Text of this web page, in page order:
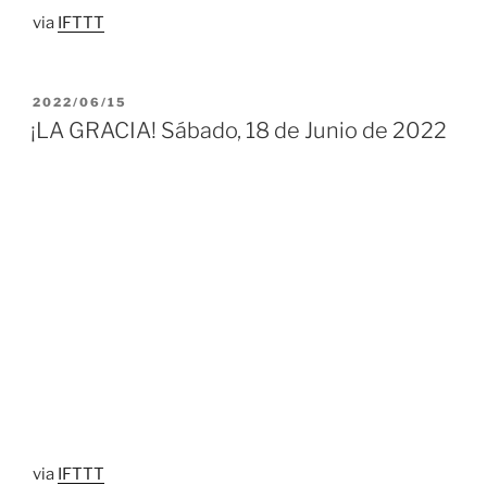
via IFTTT
PUBLICADO
EL
2022/06/15
¡LA GRACIA! Sábado, 18 de Junio de 2022
via IFTTT